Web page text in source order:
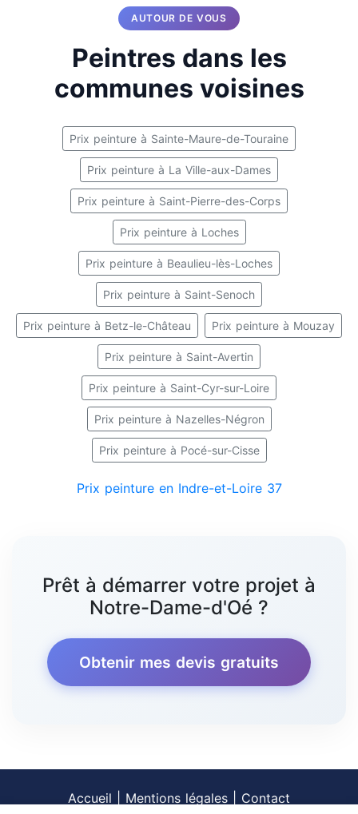
AUTOUR DE VOUS
Peintres dans les
communes voisines
Prix peinture à Sainte-Maure-de-Touraine
Prix peinture à La Ville-aux-Dames
Prix peinture à Saint-Pierre-des-Corps
Prix peinture à Loches
Prix peinture à Beaulieu-lès-Loches
Prix peinture à Saint-Senoch
Prix peinture à Betz-le-Château Prix peinture à Mouzay
Prix peinture à Saint-Avertin
Prix peinture à Saint-Cyr-sur-Loire
Prix peinture à Nazelles-Négron
Prix peinture à Pocé-sur-Cisse
Prix peinture en Indre-et-Loire 37
Prêt à démarrer votre projet à
Notre-Dame-d'Oé ?
Obtenir mes devis gratuits
Accueil Mentions légales Contact